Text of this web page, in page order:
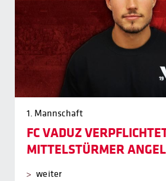
1. Mannschaft
FC VADUZ
MITTELSTÜRMER
weiter